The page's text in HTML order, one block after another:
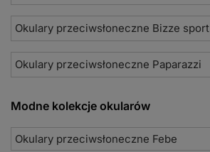
Okulary przeciwsłoneczne Bizze sport
Okulary przeciwsłoneczne Paparazzi
Modne kolekcje okularów
Okulary przeciwsłoneczne Febe